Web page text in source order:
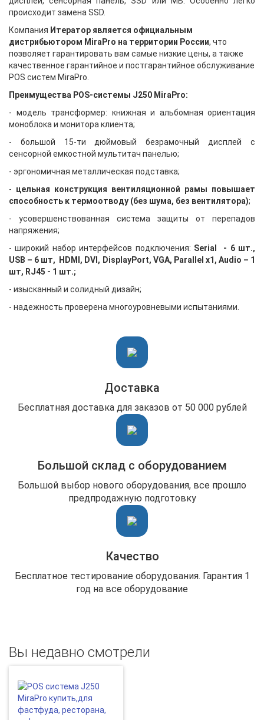
происходит замена SSD.
Компания Итератор является официальным
дистрибьютором MiraPro на территории России, что
позволяет гарантировать вам самые низкие цены, а также
качественное гарантийное и постгарантийное обслуживание
POS систем MiraPro.
Преимущества POS-системы J250 MiraPro:
- модель трансформер: книжная и альбомная ориентация
моноблока и монитора клиента;
- большой 15-ти дюймовый безрамочный дисплей с
сенсорной емкостной мультитач панелью;
- эргономичная металлическая подставка;
- цельная конструкция вентиляционной рамы повышает
способность к термоотводу (без шума, без вентилятора);
- усовершенствованная система защиты от перепадов
напряжения;
- широкий набор интерфейсов подключения: Serial - 6 шт.,
USB – 6 шт, HDMI, DVI, DisplayPort, VGA, Parallel x1, Audio – 1
шт, RJ45 - 1 шт.;
- изысканный и солидный дизайн;
- надежность проверена многоуровневыми испытаниями.
Доставка
Бесплатная доставка для заказов от 50 000 рублей
Большой склад с оборудованием
Большой выбор нового оборудования, все прошло
предпродажную подготовку
Качество
Бесплатное тестирование оборудования. Гарантия 1
год на все оборудование
Вы недавно смотрели